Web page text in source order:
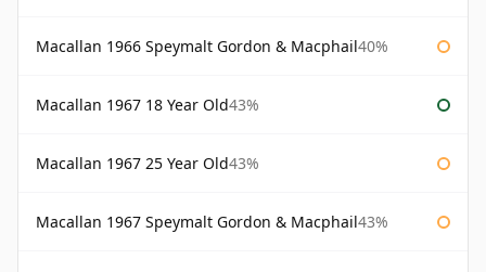
Macallan 1966 Speymalt Gordon & Macphail40%
Macallan 1967 18 Year Old43%
Macallan 1967 25 Year Old43%
Macallan 1967 Speymalt Gordon & Macphail43%